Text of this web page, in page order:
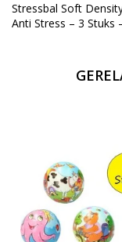
Stressbal Soft
Anti Stress – 3 Stuks